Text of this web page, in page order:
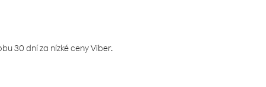
30 dní za nízké ceny Viber.